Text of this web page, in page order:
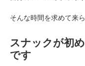
そんな時間を求めて来
スナックが初
です